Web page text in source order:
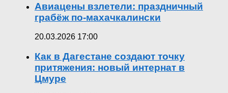
Авиацены взлетели: праздничный
грабёж по-махачкалински
20.03.2026 17:00
Как в Дагестане создают точку
притяжения: новый интернат в
Цмуре